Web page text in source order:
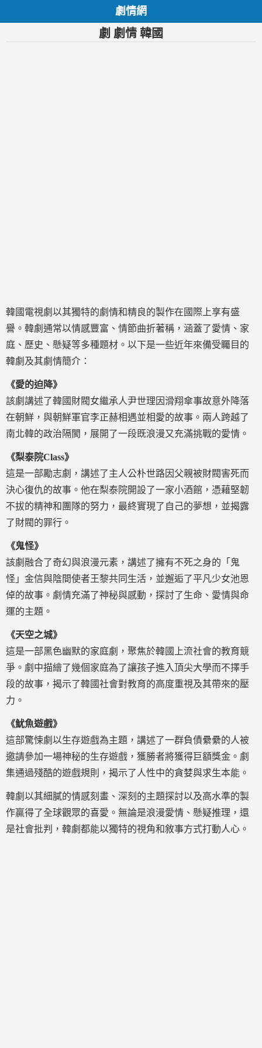
劇情網
劇 劇情 韓國
韓國電視劇以其獨特的劇情和精良的製作在國際上享有盛
譽。韓劇通常以情感豐富、情節曲折著稱，涵蓋了愛情、家
庭、歷史、懸疑等多種題材。以下是一些近年來備受矚目的
韓劇及其劇情簡介：
《愛的迫降》
該劇講述了韓國財閥女繼承人尹世理因滑翔傘事故意外降落
在朝鮮，與朝鮮軍官李正赫相遇並相愛的故事。兩人跨越了
南北韓的政治隔閡，展開了一段既浪漫又充滿挑戰的愛情。
《梨泰院Class》
這是一部勵志劇，講述了主人公朴世路因父親被財閥害死而
決心復仇的故事。他在梨泰院開設了一家小酒館，憑藉堅韌
不拔的精神和團隊的努力，最終實現了自己的夢想，並揭露
了財閥的罪行。
《鬼怪》
該劇融合了奇幻與浪漫元素，講述了擁有不死之身的「鬼
怪」金信與陰間使者王黎共同生活，並邂逅了平凡少女池恩
倬的故事。劇情充滿了神秘與感動，探討了生命、愛情與命
運的主題。
《天空之城》
這是一部黑色幽默的家庭劇，聚焦於韓國上流社會的教育競
爭。劇中描繪了幾個家庭為了讓孩子進入頂尖大學而不擇手
段的故事，揭示了韓國社會對教育的高度重視及其帶來的壓
力。
《魷魚遊戲》
這部驚悚劇以生存遊戲為主題，講述了一群負債纍纍的人被
邀請參加一場神秘的生存遊戲，獲勝者將獲得巨額獎金。劇
集通過殘酷的遊戲規則，揭示了人性中的貪婪與求生本能。
韓劇以其細膩的情感刻畫、深刻的主題探討以及高水準的製
作贏得了全球觀眾的喜愛。無論是浪漫愛情、懸疑推理，還
是社會批判，韓劇都能以獨特的視角和敘事方式打動人心。